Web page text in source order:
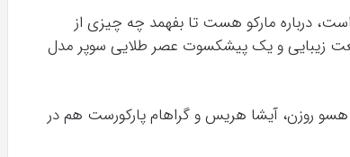
درباره مارکو هست تا بفهمد چه چیزی از
زیبایی و یک پیشکسوت عصر طلایی سوپر مدل
هسو روزن، آیشا هریس و گراهام پارکورست هم در